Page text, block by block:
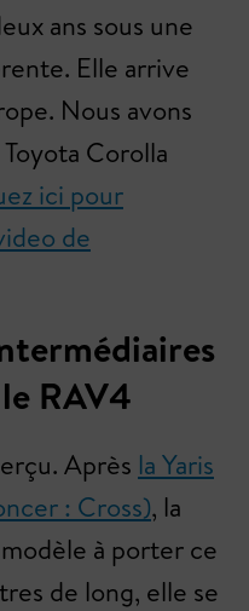
ans sous une
Elle arrive
Nous avons
Corolla
ici pour
de
RAV4
Après la Yaris
: Cross), la
à porter ce
de long, elle se